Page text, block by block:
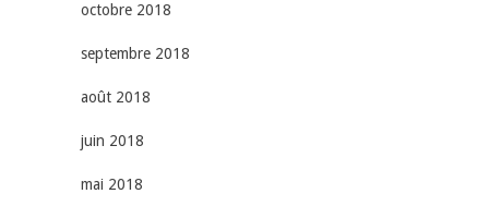
octobre 2018
septembre 2018
août 2018
juin 2018
mai 2018